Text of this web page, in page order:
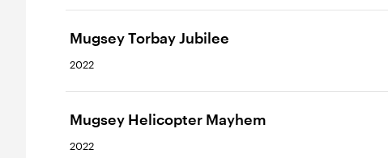
Mugsey Torbay Jubilee
2022
Mugsey Helicopter Mayhem
2022